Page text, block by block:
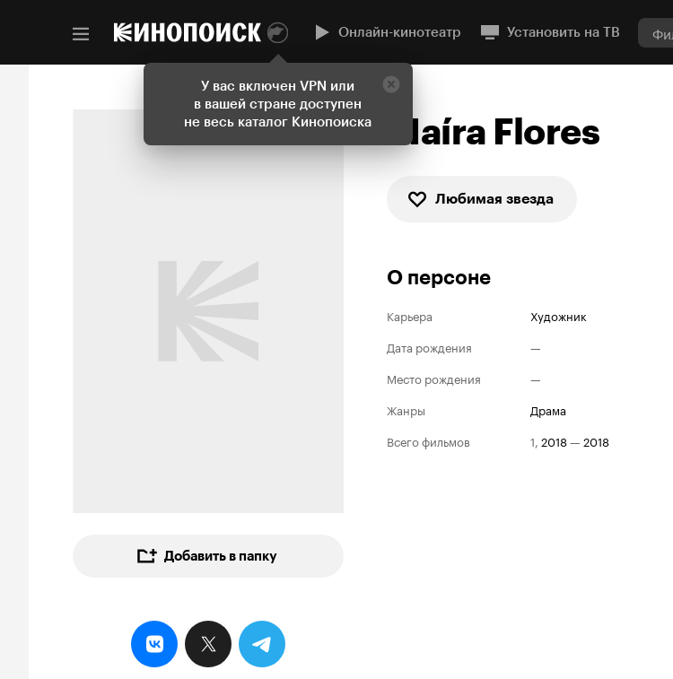
У вас включен VPN или
в вашей стране доступен
не весь каталог Кинопоиска
Онлайн-кинотеатр Установить на ТВ
Добавить в папку
Maíra Flores
Любимая звезда
О персоне
Карьера
Художник
Дата рождения
—
Место рождения
—
Жанры
драма
Всего фильмов
1, 2018— 2018